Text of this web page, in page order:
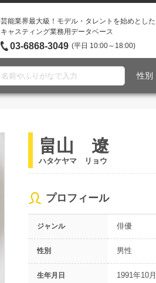
芸能業界最大級！モデル・タレントを始めとした
キャスティング業務用データベース
03-6868-3049 (平日 10:00～18:00)
性別
畠山 遼
ハタケヤマ リョウ
プロフィール
ジャンル 俳優
性別 男性
生年月日 1991年10